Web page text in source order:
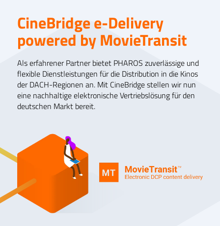
CineBridge e-Delivery
powered by MovieTransit
Als erfahrener Partner bietet PHAROS zuverlässige und
flexible Dienstleistungen für die Distribution in die Kinos
der DACH-Regionen an. Mit CineBridge stellen wir nun
eine nachhaltige elektronische Vertriebslösung für den
deutschen Markt bereit.